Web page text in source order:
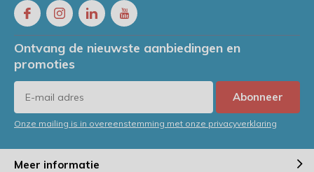
Nieuwe mede-eigenaar
VerpakkingenXL
DoorRoderick
papier? Alles wat je moet weten
Ontvang de nieuwste aanbiedingen en
promoties
Abonneer
Onze mailing is in overeenstemming met onze privacyverklaring
Meer informatie